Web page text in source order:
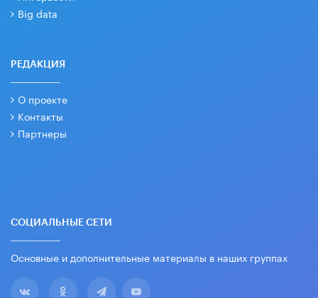
Big data
РЕДАКЦИЯ
О проекте
Контакты
Партнеры
СОЦИАЛЬНЫЕ СЕТИ
Основные и дополнительные материалы в наших группах